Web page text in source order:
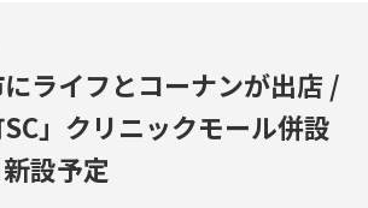
ライフとコーナンが出店 /
SC」クリニックモール併設
設予定